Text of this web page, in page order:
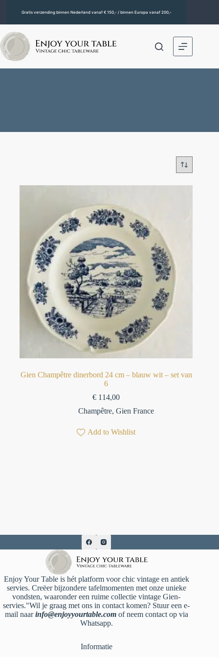
Gratis verzending binnen Nederland vanaf € 150,- / binnen Europa vanaf 200,-
Gien Champêtre dinerbord 24 cm – blauw wit – set van
6
€ 114,00
Champêtre, Gien France
Add to Wishlist
Enjoy Your Table is hét platform voor chic vintage en antiek
servies. Creëer bijzondere tafelmomenten met onze unieke
vondsten, waaronder een ruime collectie vintage Gien-
servies."Wil je graag met ons in contact komen? Stuur een e-
mail naarinfo@enjoyyourtable.comof neem contact op via
Whatsapp.
Informatie